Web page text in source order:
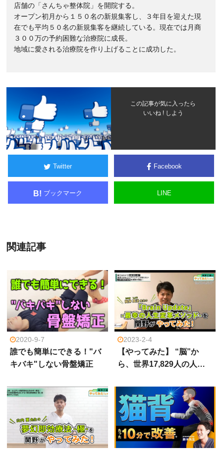
店舗の「さんちゃ整体院」を開院する。
オープン初月から１５０名の新規集客し、３年目を迎えた現
在でも平均５０名の新規集客を継続している。現在では月商
３００万の予約困難な治療院に成長。
地域に愛される治療院を作り上げることに成功した。
この記事が気に入ったら
いいね ! しよう
Twitter Facebook
B! ブックマーク LINE
関連記事
2020-9-7
誰でも簡単にできる！"バ
キバキ"しない骨盤矯正
2023-2-4
【やってみた】 “脳”か
ら、世界17,829人の人…